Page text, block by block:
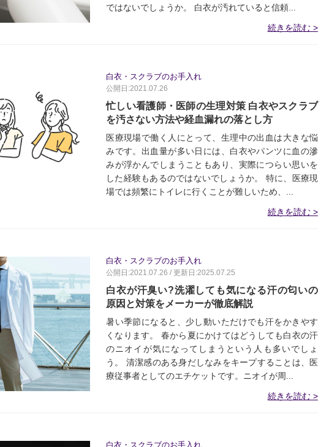
ではないでしょうか。 白衣が汚れていると信頼...
続きを読む
白衣・スクラブのお手入れ
公開日:2021.07.26
忙しい看護師・医師の生理対策 白衣やスクラブ
を汚さない方法や経血漏れの落とし方
医療現場で働く人にとって、生理中の出血は大きな悩
みです。出血量が多い日には、白衣やパンツに血の滲
みが浮かんでしまうこともあり、実際につらい思いを
した経験もあるのではないでしょうか。 特に、医療現
場では頻繁にトイレに行くことが難しいため、...
続きを読む
白衣・スクラブのお手入れ
公開日:2021.07.26 / 更新日:2025.07.25
白衣が汗臭い?洗濯しても気になる汗の匂いの
原因と対策をメーカーが徹底解説
暑い季節になると、少し動いただけでも汗をかきやす
くなります。 春から夏にかけてはどうしても白衣の汗
のニオイが気になってしまうという人も多いでしょ
う。 清潔感のある身だしなみをキープすることは、医
療従事者としてのエチケットです。ニオイが周...
続きを読む
白衣・スクラブのお手入れ